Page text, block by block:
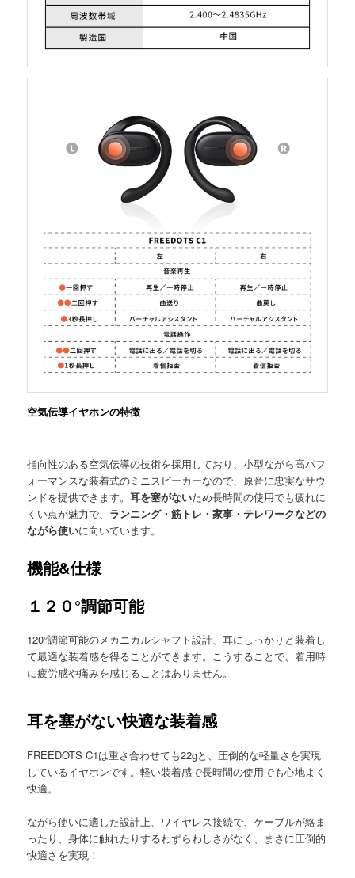
空気伝導イヤホンの特徴
指向性のある空気伝導の技術を採用しており、小型ながら高パフ
ォーマンスな装着式のミニスピーカーなので、原音に忠実なサウ
ンドを提供できます。耳を塞がないため長時間の使用でも疲れに
くい点が魅力で、 ランニング・筋トレ・家事・テレワークなどの
ながら使いに向いています。
機能&仕様
１２０°調節可能
120°調節可能のメカニカルシャフト設計、耳にしっかりと装着し
て最適な装着感を得ることができます。こうすることで、着用時
に疲労感や痛みを感じることはありません。
耳を塞がない快適な装着感
FREEDOTS C1は重さ合わせても22gと、圧倒的な軽量さを実現
しているイヤホンです。軽い装着感で長時間の使用でも心地よく
快適。
ながら使いに適した設計上、ワイヤレス接続で、ケーブルが絡ま
ったり、身体に触れたりするわずらわしさがなく、まさに圧倒的
快適さを実現！